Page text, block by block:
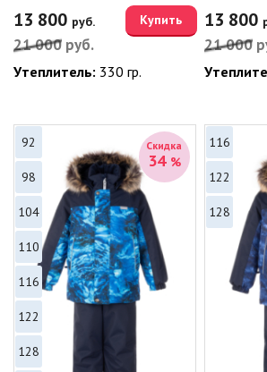
13 800 руб.
21 000 руб.
Купить
Утеплитель: 330 гр.
13 800
21 000
Скидка
34 %
92
98
104
110
116
122
128
116
122
128